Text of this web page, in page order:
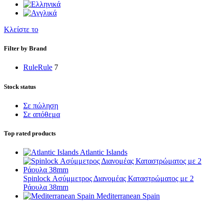
Κλείστε το
Filter by Brand
RuleRule 7
Stock status
Σε πώληση
Σε απόθεμα
Top rated products
Atlantic Islands
Spinlock Ασύμμετρος Διανομέας Καταστρώματος με 2
Ράουλα 38mm
Mediterranean Spain